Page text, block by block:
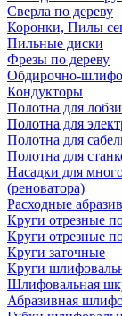
Сверла по дереву
Коронки, Пилы
Пильные диски
Фрезы по дереву
Обдирочно-
Кондукторы
Полотна для
Полотна для
Полотна для
Полотна для
Насадки для
(реноватора)
Расходные
Круги отрезные
Круги отрезные
Круги заточные
Круги
Шлифовальная
Абразивная